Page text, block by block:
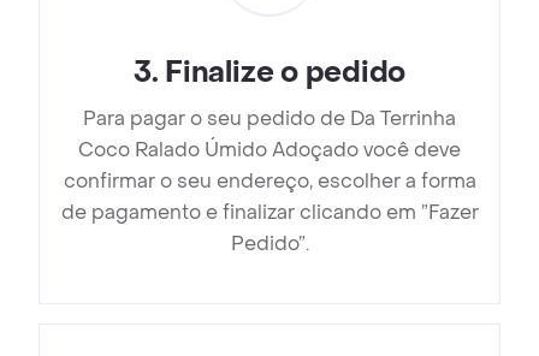
3. Finalize o pedido
Para pagar o seu pedido de Da Terrinha
Coco Ralado Úmido Adoçado você deve
confirmar o seu endereço, escolher a forma
de pagamento e finalizar clicando em ”Fazer
Pedido”.